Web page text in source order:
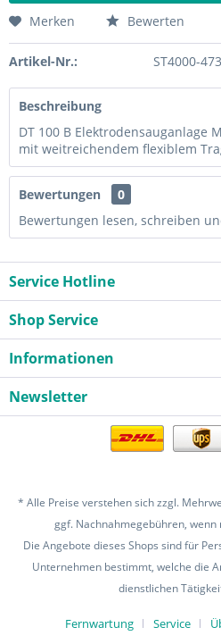
Merken Bewerten
Artikel-Nr.: ST4000-473
Beschreibung
DT 100 B Elektrodensauganlage
mit weitreichendem flexiblem
Bewertungen
0
Bewertungen lesen, schreiben
Service Hotline
Shop Service
Informationen
Newsletter
* Alle Preise verstehen sich zzgl.
ggf. Nachnahmegebühren,
Die Angebote dieses Shops sind für
Unternehmen bestimmt, welche die
dienstlichen
Fernwartung Service